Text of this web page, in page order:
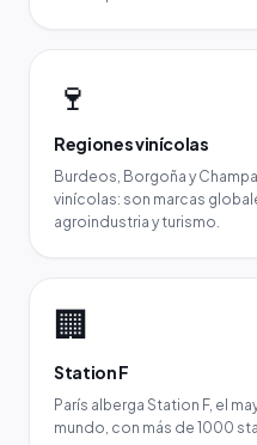
🍷
Regiones vinícolas
Burdeos, Borgoña y
vinícolas: son marcas
agroindustria y turismo.
🏢
Station F
París alberga Station F, el
mundo, con más de 1000